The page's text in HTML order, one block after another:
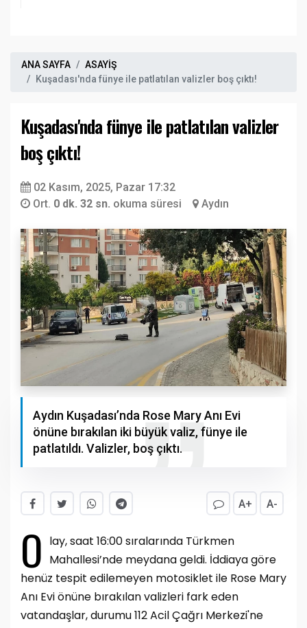
ANA SAYFA
ASAYİŞ
Kuşadası'nda fünye ile patlatılan valizler boş çıktı!
Kuşadası'nda fünye ile patlatılan valizler
boş çıktı!
02 Kasım, 2025, Pazar 17:32
Ort. 0 dk. 32 sn. okuma süresi Aydın
Aydın Kuşadası’nda Rose Mary Anı Evi
önüne bırakılan iki büyük valiz, fünye ile
patlatıldı. Valizler, boş çıktı.
A+ A-
O lay, saat 16:00 sıralarında Türkmen
Mahallesi’nde meydana geldi. İddiaya göre
henüz tespit edilemeyen motosiklet ile Rose Mary
Anı Evi önüne bırakılan valizleri fark eden
vatandaşlar, durumu 112 Acil Çağrı Merkezi'ne